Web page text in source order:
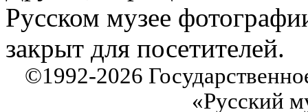
Русском музее
закрыт для посетителей.
©1992-2026
«Русский